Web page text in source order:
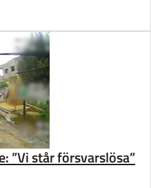
”Vi står försvarslösa”